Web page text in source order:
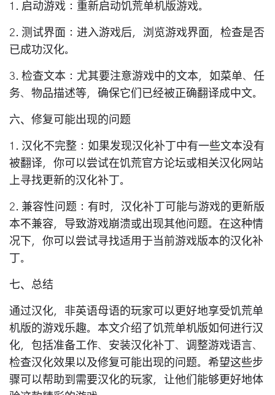
1. 启动游戏：重新启动饥荒单机版游戏。
2. 测试界面：进入游戏后，浏览游戏界面，检查是否
已成功汉化。
3. 检查文本：尤其要注意游戏中的文本，如菜单、任
务、物品描述等，确保它们已经被正确翻译成中文。
六、修复可能出现的问题
1. 汉化不完整：如果发现汉化补丁中有一些文本没有
被翻译，你可以尝试在饥荒官方论坛或相关汉化网站
上寻找更新的汉化补丁。
2. 兼容性问题：有时，汉化补丁可能与游戏的更新版
本不兼容，导致游戏崩溃或出现其他问题。在这种情
况下，你可以尝试寻找适用于当前游戏版本的汉化补
丁。
七、总结
通过汉化，非英语母语的玩家可以更好地享受饥荒单
机版的游戏乐趣。本文介绍了饥荒单机版如何进行汉
化，包括准备工作、安装汉化补丁、调整游戏语言、
检查汉化效果以及修复可能出现的问题。希望这些步
骤可以帮助到需要汉化的玩家，让他们能够更好地体